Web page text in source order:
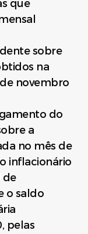
que
sobre
na
novembro
do
a
no mês de
inflacionário
de
o saldo
pelas